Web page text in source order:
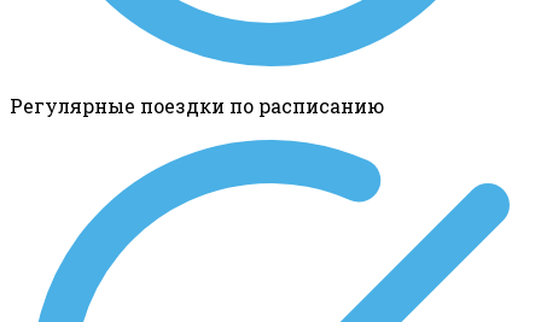
Регулярные поездки по расписанию